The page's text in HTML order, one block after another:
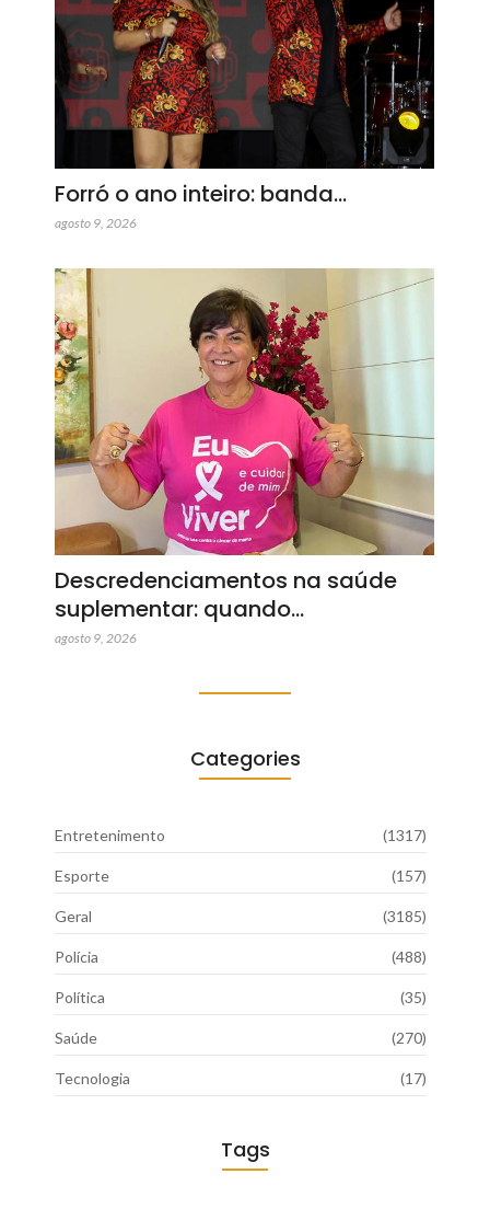
Forró o ano inteiro: banda…
agosto 9, 2026
Descredenciamentos na saúde
suplementar: quando…
agosto 9, 2026
Categories
Entretenimento (1317)
Esporte (157)
Geral (3185)
Polícia (488)
Política (35)
Saúde (270)
Tecnologia (17)
Tags